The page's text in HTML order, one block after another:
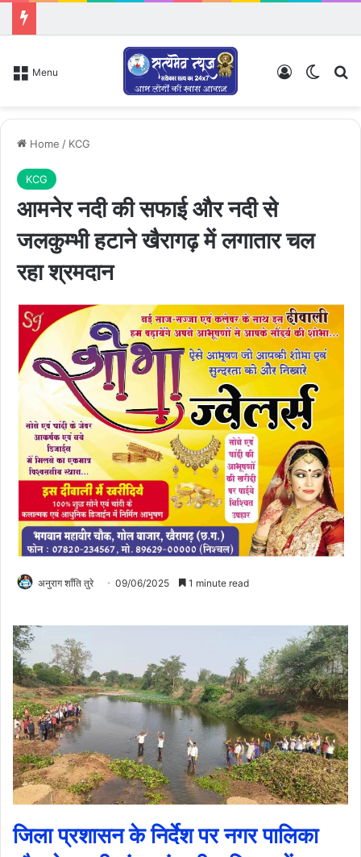
Menu Log In
Home / KCG
KCG
आमनेर नदी की सफाई और नदी से
जलकुम्भी हटाने खैरागढ़ में लगातार चल
रहा श्रमदान
अनुराग शाँति तुरे 09/06/2025 1 minute read
जिला प्रशासन के निर्देश पर नगर पालिका